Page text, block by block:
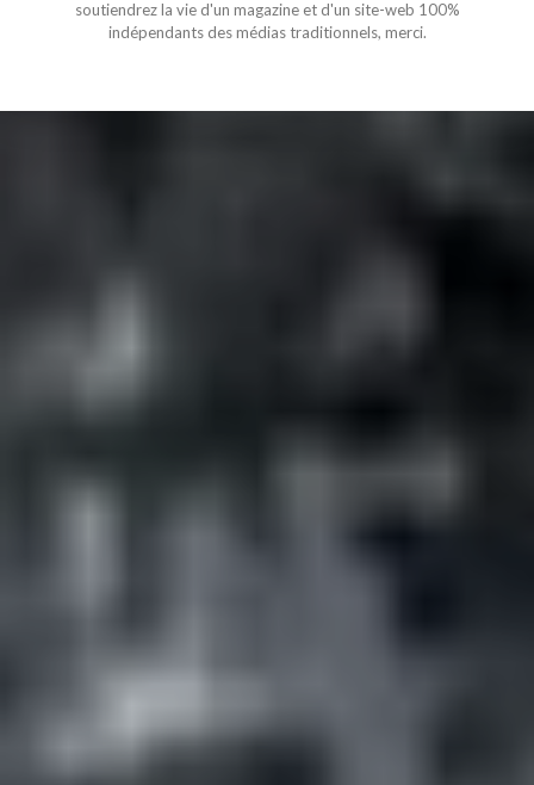
soutiendrez la vie d'un magazine et d'un site-web 100%
indépendants des médias traditionnels, merci.